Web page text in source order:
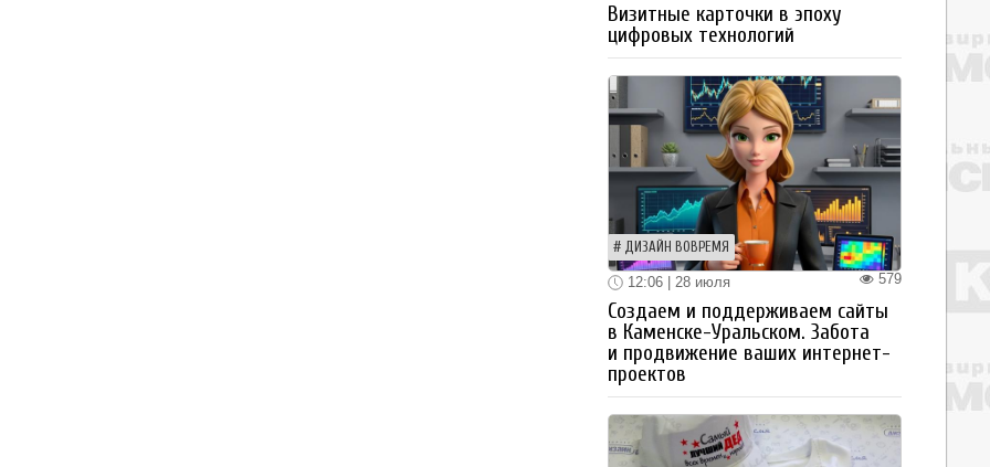
Визитные карточки в эпоху
цифровых технологий
ДИЗАЙН ВОВРЕМЯ
579
12:06 | 28 июля
Создаем и поддерживаем сайты
в Каменске-Уральском. Забота
и продвижение ваших интернет-
проектов